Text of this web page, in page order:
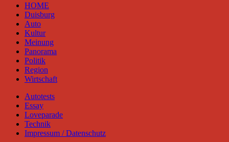
HOME
Duisburg
Auto
Kultur
Meinung
Panorama
Politik
Region
Wirtschaft
Autotests
Essay
Loveparade
Technik
Impressum / Datenschutz